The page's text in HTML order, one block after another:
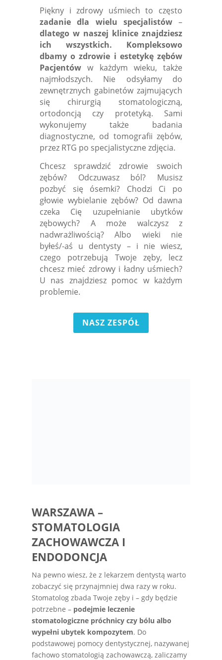
Piękny i zdrowy uśmiech to często
zadanie dla
wielu specjalistów–
dlatego w naszej klinice znajdziesz
ich wszystkich. Kompleksowo
dbamy o zdrowie i estetykę zębów
Pacjentów w każdym wieku, także
najmłodszych. Nie odsyłamy do
zewnętrznych gabinetów zajmujących
się chirurgią stomatologiczną,
ortodoncją czy protetyką. Sami
wykonujemy także badania
diagnostyczne, od tomografii zębów,
przez RTG po specjalistyczne zdjęcia.
Chcesz sprawdzić zdrowie swoich
zębów? Odczuwasz ból? Musisz
pozbyć się ósemki? Chodzi Ci po
głowie wybielanie zębów? Od dawna
czeka Cię uzupełnianie ubytków
zębowych? A może walczysz z
nadwrażliwością? Albo wieki nie
byłeś/-aś u dentysty – i nie wiesz,
czego potrzebują Twoje zęby, lecz
chcesz mieć zdrowy i ładny uśmiech?
U nas znajdziesz pomoc w każdym
problemie.
NASZ ZESPÓŁ
WARSZAWA –
STOMATOLOGIA
ZACHOWAWCZA I
ENDODONCJA
Na pewno wiesz, że z lekarzem dentystą warto
zobaczyć się przynajmniej dwa razy w roku.
Stomatolog zbada Twoje zęby i – gdy będzie
potrzebne – podejmie leczenie
stomatologiczne próchnicy czy bólu albo
wypełni ubytek kompozytem. Do
podstawowej pomocy dentystycznej, nazywanej
fachowo stomatologią zachowawczą, zaliczamy